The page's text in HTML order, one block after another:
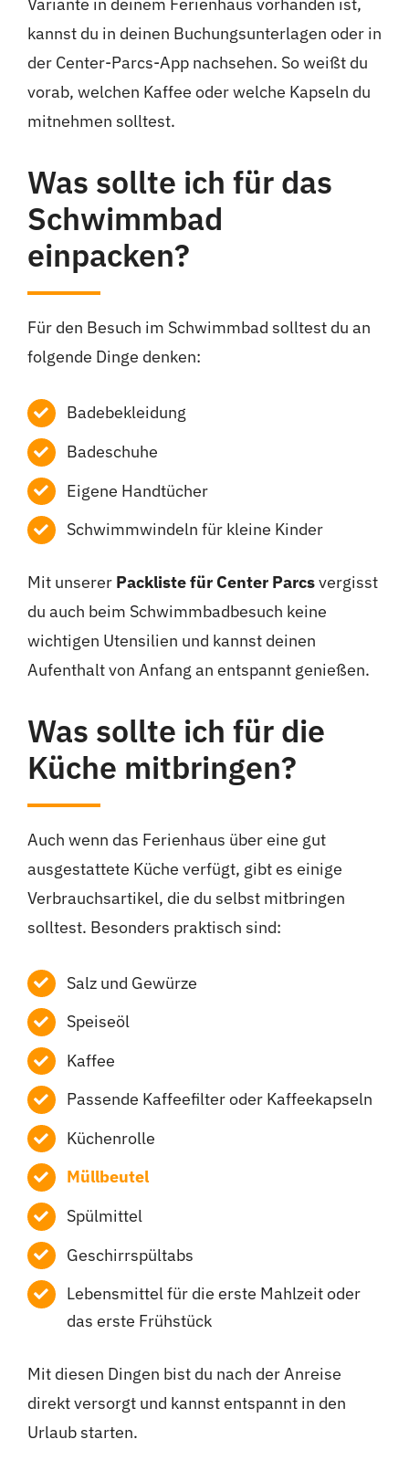
Variante in deinem Ferienhaus vorhanden ist,
kannst du in deinen Buchungsunterlagen oder in
der Center-Parcs-App nachsehen. So weißt du
vorab, welchen Kaffee oder welche Kapseln du
mitnehmen solltest.
Was sollte ich für das
Schwimmbad
einpacken?
Für den Besuch im Schwimmbad solltest du an
folgende Dinge denken:
Badebekleidung
Badeschuhe
Eigene Handtücher
Schwimmwindeln für kleine Kinder
Mit unserer Packliste für Center Parcsvergisst
du auch beim Schwimmbadbesuch keine
wichtigen Utensilien und kannst deinen
Aufenthalt von Anfang an entspannt genießen.
Was sollte ich für die
Küche mitbringen?
Auch wenn das Ferienhaus über eine gut
ausgestattete Küche verfügt, gibt es einige
Verbrauchsartikel, die du selbst mitbringen
solltest. Besonders praktisch sind:
Salz und Gewürze
Speiseöl
Kaffee
Passende Kaffeefilter oder Kaffeekapseln
Küchenrolle
Müllbeutel
Spülmittel
Geschirrspültabs
Lebensmittel für die erste Mahlzeit oder
das erste Frühstück
Mit diesen Dingen bist du nach der Anreise
direkt versorgt und kannst entspannt in den
Urlaub starten.